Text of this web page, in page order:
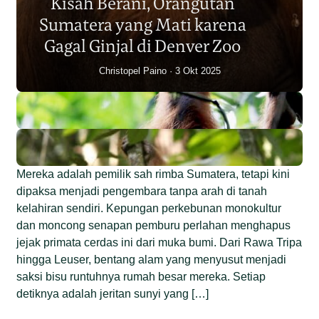
Individu dalam Satu Dekade?
Junaidi Hanafiah 14 Jul 2026
Sumatera yang Mati karena
Gagal Ginjal di Denver Zoo
Christopel Paino 3 Okt 2025
Mereka adalah pemilik sah rimba Sumatera, tetapi kini
dipaksa menjadi pengembara tanpa arah di tanah
kelahiran sendiri. Kepungan perkebunan monokultur
dan moncong senapan pemburu perlahan menghapus
jejak primata cerdas ini dari muka bumi. Dari Rawa Tripa
hingga Leuser, bentang alam yang menyusut menjadi
saksi bisu runtuhnya rumah besar mereka. Setiap
detiknya adalah jeritan sunyi yang […]